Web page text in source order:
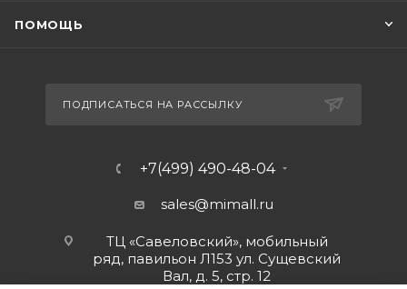
ПОМОЩЬ
ПОДПИСАТЬСЯ НА РАССЫЛКУ
+7(499) 490-48-04
sales@mimall.ru
ТЦ «Савеловский», мобильный
ряд, павильон Л153 ул. Сущевский
Вал, д. 5, стр. 12